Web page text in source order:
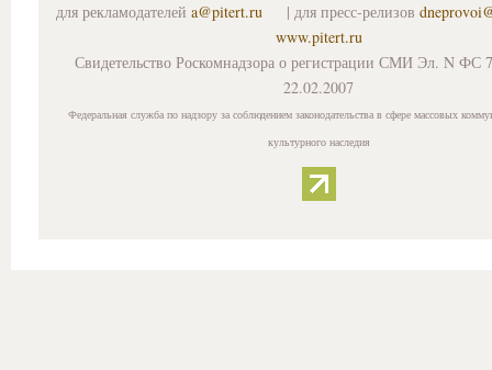
для рекламодателей a@pitert.ru | для пресс-релизов
www.pitert.ru
Свидетельство Роскомнадзора о регистрации СМИ Эл. N ФС
22.02.2007
Федеральная служба по надзору за соблюдением законодательства в сфере массовых
культурного наследия